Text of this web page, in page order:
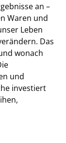
an –
Waren und
Leben
Das
wonach
und
investiert